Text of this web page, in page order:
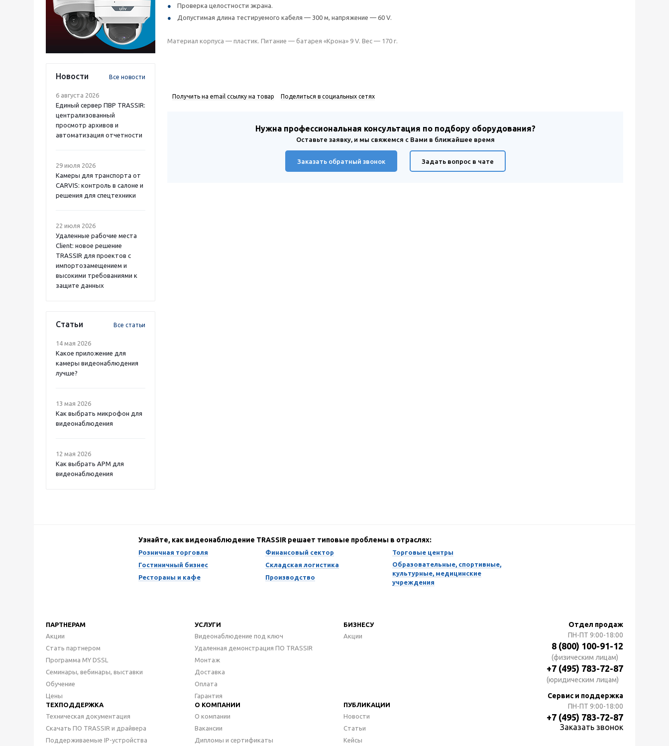
Новости Все новости
6 августа 2026
Единый сервер ПВР TRASSIR:
централизованный
просмотр архивов и
автоматизация отчетности
29 июля 2026
Камеры для транспорта от
CARVIS: контроль в салоне и
решения для спецтехники
22 июля 2026
Удаленные рабочие места
Client: новое решение
TRASSIR для проектов с
импортозамещением и
высокими требованиями к
защите данных
Статьи Все статьи
14 мая 2026
Какое приложение для
камеры видеонаблюдения
лучше?
13 мая 2026
Как выбрать микрофон для
видеонаблюдения
12 мая 2026
Как выбрать APM для
видеонаблюдения
Проверка целостности экрана.
Допустимая длина тестируемого кабеля — 300 м, напряжение — 60 V.
Материал корпуса — пластик. Питание — батарея «Крона» 9 V. Вес — 170 г.
Получить на email ссылку на товар Поделиться в социальных сетях
Нужна профессиональная консультация по подбору оборудования?
Оставьте заявку, и мы свяжемся с Вами в ближайшее время
Заказать обратный звонок Задать вопрос в чате
Узнайте, как видеонаблюдение TRASSIR решает типовые проблемы в отраслях:
Розничная торговля
Гостиничный бизнес
Рестораны и кафе
Финансовый сектор
Складская логистика
Производство
Торговые центры
Образовательные, спортивные,
культурные, медицинские
учреждения
ПАРТНЕРАМ
Акции
Стать партнером
Программа MY DSSL
Семинары, вебинары, выставки
Обучение
Цены
УСЛУГИ
Видеонаблюдение под ключ
Удаленная демонстрация ПО TRASSIR
Монтаж
Доставка
Оплата
Гарантия
БИЗНЕСУ
Акции
ТЕХПОДДЕРЖКА
Техническая документация
Скачать ПО TRASSIR и драйвера
Поддерживаемые IP-устройства
О КОМПАНИИ
О компании
Вакансии
Дипломы и сертификаты
ПУБЛИКАЦИИ
Новости
Статьи
Кейсы
Отдел продаж
ПН-ПТ 9:00-18:00
8 (800) 100-91-12
(физическим лицам)
+7 (495) 783-72-87
(юридическим лицам)
Сервис и поддержка
ПН-ПТ 9:00-18:00
+7 (495) 783-72-87
Заказать звонок